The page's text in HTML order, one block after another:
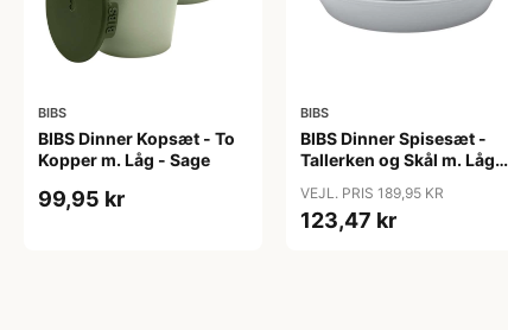
BIBS
BIBS Dinner Kopsæt - To
Kopper m. Låg - Sage
99,95 kr
BIBS
BIBS Dinner Spisesæt -
Tallerken og Skål m. Låg -
VEJL. PRIS 189,95 KR
123,47 kr